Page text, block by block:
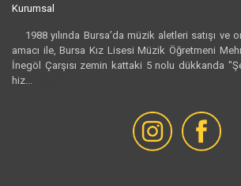
Kurumsal
1988 yılında Bursa’da müzik aletleri satışı ve
amacı ile, Bursa Kız Lisesi Müzik Öğretmeni
İnegöl Çarşısı zemin kattaki 5 nolu dükkanda
hiz...